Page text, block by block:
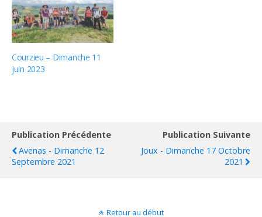
Courzieu – Dimanche 11
juin 2023
Publication Précédente
Avenas - Dimanche 12
Septembre 2021
Publication Suivante
Joux - Dimanche 17 Octobre
2021
Retour au début